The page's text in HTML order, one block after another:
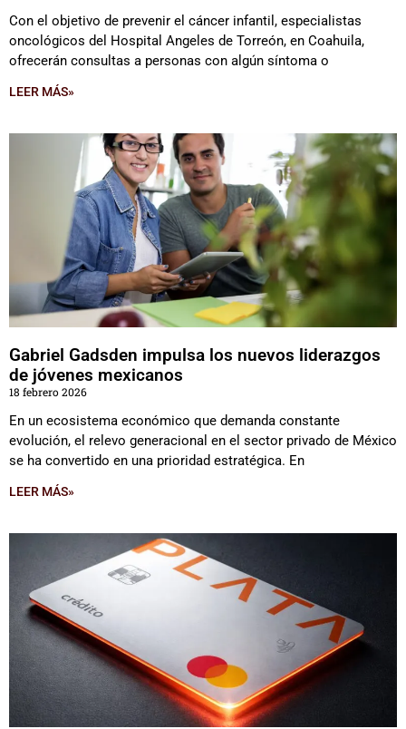
Con el objetivo de prevenir el cáncer infantil, especialistas
oncológicos del Hospital Angeles de Torreón, en Coahuila,
ofrecerán consultas a personas con algún síntoma o
LEER MÁS»
Gabriel Gadsden impulsa los nuevos liderazgos
de jóvenes mexicanos
18 febrero 2026
En un ecosistema económico que demanda constante
evolución, el relevo generacional en el sector privado de México
se ha convertido en una prioridad estratégica. En
LEER MÁS»